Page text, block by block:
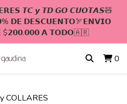
𝙏𝘾 𝙮 𝙏𝘿 𝙂𝙊 𝘾𝙐𝙊𝙏𝘼𝙎🧸
𝗗𝗘 𝗗𝗘𝗦𝗖𝗨𝗘𝗡𝗧𝗢🏹𝗘𝗡𝗩𝗜𝗢
$𝟮𝟬𝟬.𝟬𝟬𝟬 𝗔 𝗧𝗢𝗗𝗢🇦🇷
0
COLLARES